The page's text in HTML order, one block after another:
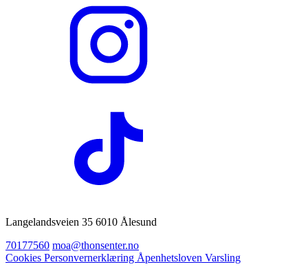
Langelandsveien 35 6010 Ålesund
70177560 moa@thonsenter.no
Cookies Personvernerklæring Åpenhetsloven Varsling